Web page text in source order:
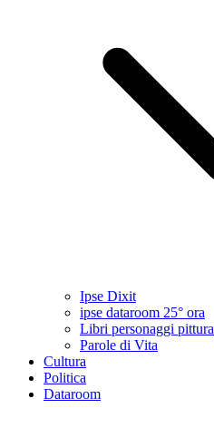
Ipse Dixit
ipse dataroom 25° ora
Libri personaggi pittura
Parole di Vita
Cultura
Politica
Dataroom